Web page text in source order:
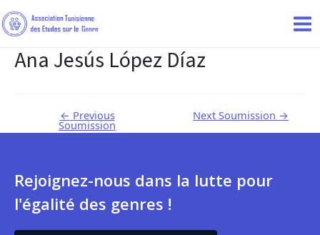
Ana Jesús López Díaz
← Previous
Soumission
Next Soumission →
Rejoignez-nous dans la lutte pour
l'égalité des genres !